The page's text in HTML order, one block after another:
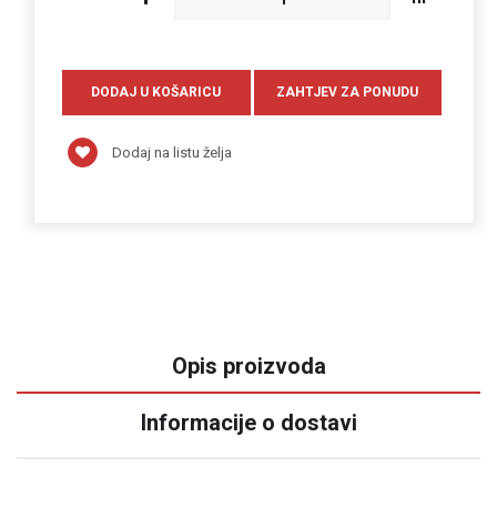
Dodaj na listu želja
Opis proizvoda
Informacije o dostavi